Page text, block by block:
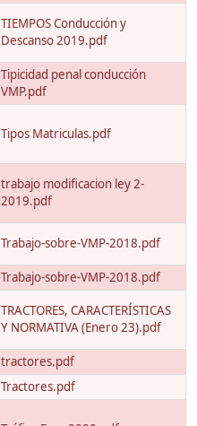
TIEMPOS Conducción y
Descanso 2019.pdf
Tipicidad penal conducción
VMP.pdf
Tipos Matriculas.pdf
trabajo modificacion ley 2-
2019.pdf
Trabajo-sobre-VMP-2018.pdf
Trabajo-sobre-VMP-2018.pdf
TRACTORES, CARACTERÍSTICAS
Y NORMATIVA (Enero 23).pdf
tractores.pdf
Tractores.pdf